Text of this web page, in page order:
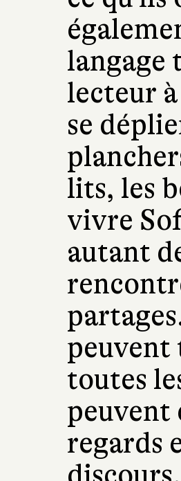
langage
lecteur
se
lits, les
vivre
autant
peuvent
toutes
peuvent
regards